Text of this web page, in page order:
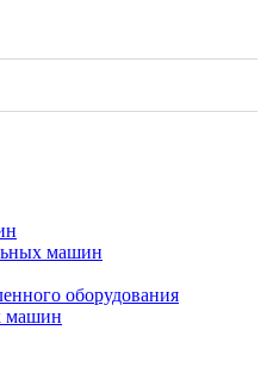
машин
оборудования
машин